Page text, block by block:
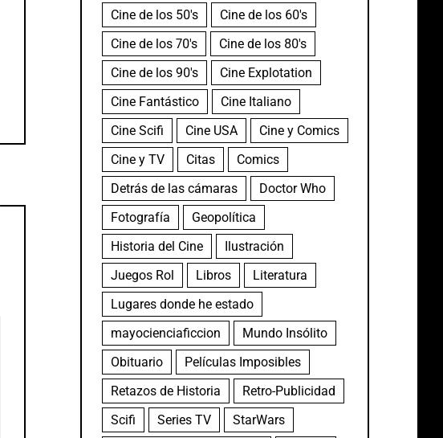
Cine de los 50's
Cine de los 60's
Cine de los 70's
Cine de los 80's
Cine de los 90's
Cine Explotation
Cine Fantástico
Cine Italiano
Cine Scifi
Cine USA
Cine y Comics
Cine y TV
Citas
Comics
Detrás de las cámaras
Doctor Who
Fotografía
Geopolítica
Historia del Cine
Ilustración
Juegos Rol
Libros
Literatura
Lugares donde he estado
mayocienciaficcion
Mundo Insólito
Obituario
Películas Imposibles
Retazos de Historia
Retro-Publicidad
Scifi
Series TV
StarWars